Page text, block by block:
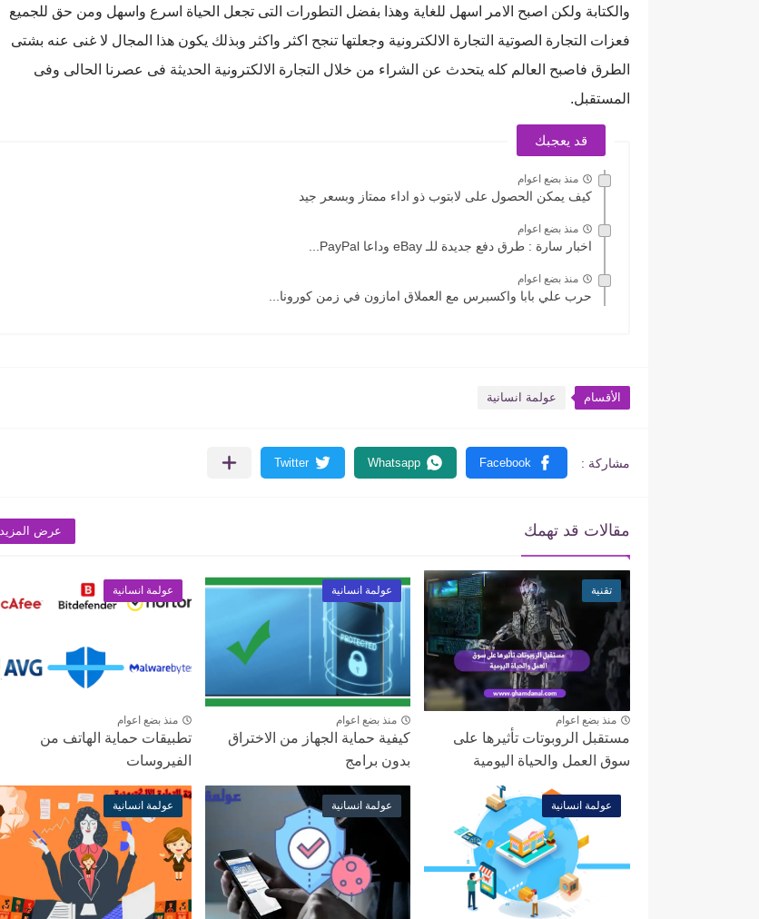
والكتابة ولكن اصبح الامر اسهل للغاية وهذا بفضل التطورات التى تجعل الحياة اسرع واسهل ومن حق للجميع
فعزات التجارة الصوتية التجارة الالكترونية وجعلتها تنجح اكثر واكثر وبذلك يكون هذا المجال لا غنى عنه بشتى
الطرق فاصبح العالم كله يتحدث عن الشراء من خلال التجارة الالكترونية الحديثة فى عصرنا الحالى وفى
المستقبل.
قد يعجبك
منذ بضع اعوام
كيف يمكن الحصول على لابتوب ذو اداء ممتاز وبسعر جيد
منذ بضع اعوام
اخبار سارة : طرق دفع جديدة للـ eBay وداعا PayPal...
منذ بضع اعوام
حرب علي بابا واكسبرس مع العملاق امازون في زمن كورونا...
الأقسام عولمة انسانية
مقالات قد تهمك عرض المزيد
تقنية
منذ بضع اعوام
مستقبل الروبوتات تأثيرها على
سوق العمل والحياة اليومية
عولمة انسانية
منذ بضع اعوام
كيفية حماية الجهاز من الاختراق
بدون برامج
عولمة انسانية
منذ بضع اعوام
تطبيقات حماية الهاتف من
الفيروسات
عولمة انسانية عولمة انسانية عولمة انسانية